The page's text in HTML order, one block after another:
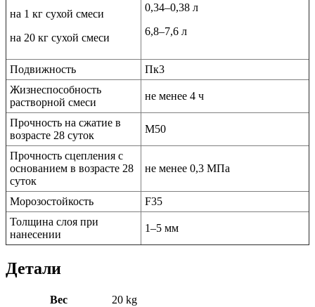
на 1 кг сухой смеси
на 20 кг сухой смеси
0,34–0,38 л
6,8–7,6 л
Подвижность
Пк3
Жизнеспособность
растворной смеси
не менее 4 ч
Прочность на сжатие в
возрасте 28 суток
М50
Прочность сцепления с
основанием в возрасте 28
суток
не менее 0,3 МПа
Морозостойкость
F35
Толщина слоя при
нанесении
1–5 мм
Детали
Вес 20 kg